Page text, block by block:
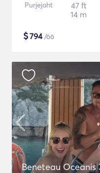
Purjejaht
47 ft
14 m
$794/öö
Beneteau Oceanis